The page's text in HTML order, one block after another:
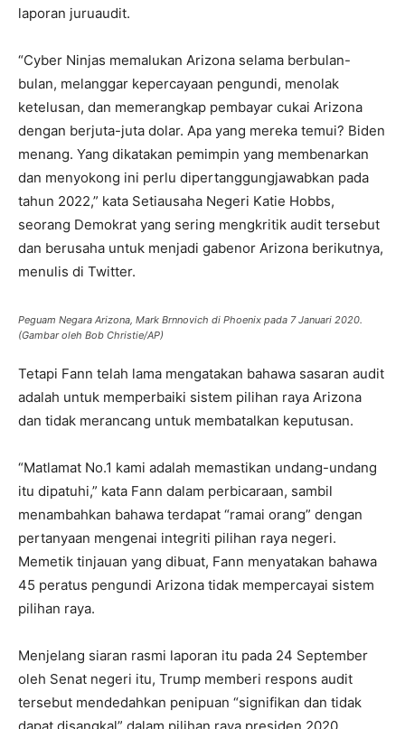
laporan juruaudit.
“Cyber ​​Ninjas memalukan Arizona selama berbulan-
bulan, melanggar kepercayaan pengundi, menolak
ketelusan, dan memerangkap pembayar cukai Arizona
dengan berjuta-juta dolar. Apa yang mereka temui? Biden
menang. Yang dikatakan pemimpin yang membenarkan
dan menyokong ini perlu dipertanggungjawabkan pada
tahun 2022,” kata Setiausaha Negeri Katie Hobbs,
seorang Demokrat yang sering mengkritik audit tersebut
dan berusaha untuk menjadi gabenor Arizona berikutnya,
menulis di Twitter.
Peguam Negara Arizona, Mark Brnnovich di Phoenix pada 7 Januari 2020.
(Gambar oleh Bob Christie/AP)
Tetapi Fann telah lama mengatakan bahawa sasaran audit
adalah untuk memperbaiki sistem pilihan raya Arizona
dan tidak merancang untuk membatalkan keputusan.
“Matlamat No.1 kami adalah memastikan undang-undang
itu dipatuhi,” kata Fann dalam perbicaraan, sambil
menambahkan bahawa terdapat “ramai orang” dengan
pertanyaan mengenai integriti pilihan raya negeri.
Memetik tinjauan yang dibuat, Fann menyatakan bahawa
45 peratus pengundi Arizona tidak mempercayai sistem
pilihan raya.
Menjelang siaran rasmi laporan itu pada 24 September
oleh Senat negeri itu, Trump memberi respons audit
tersebut mendedahkan penipuan “signifikan dan tidak